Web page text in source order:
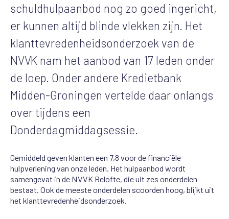
schuldhulpaanbod nog zo goed ingericht,
er kunnen altijd blinde vlekken zijn. Het
klanttevredenheidsonderzoek van de
NVVK nam het aanbod van 17 leden onder
de loep. Onder andere Kredietbank
Midden-Groningen vertelde daar onlangs
over tijdens een
Donderdagmiddagsessie.
Gemiddeld geven klanten een 7,8 voor de financiële
hulpverlening van onze leden. Het hulpaanbod wordt
samengevat in de NVVK Belofte, die uit zes onderdelen
bestaat. Ook de meeste onderdelen scoorden hoog, blijkt uit
het klanttevredenheidsonderzoek.